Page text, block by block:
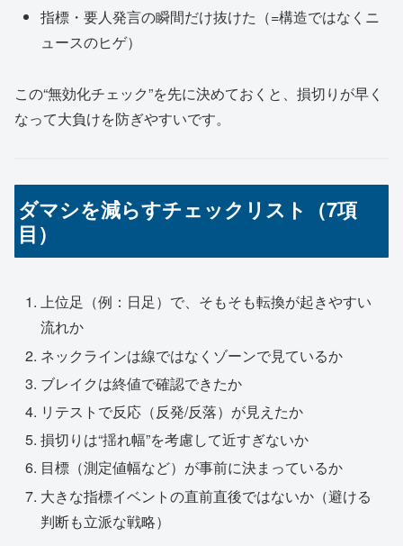
指標・要人発言の瞬間だけ抜けた（=構造ではなくニ
ュースのヒゲ）
この“無効化チェック”を先に決めておくと、損切りが早く
なって大負けを防ぎやすいです。
ダマシを減らすチェックリスト（7項
目）
上位足（例：日足）で、そもそも転換が起きやすい
流れか
ネックラインは線ではなくゾーンで見ているか
ブレイクは終値で確認できたか
リテストで反応（反発/反落）が見えたか
損切りは“揺れ幅”を考慮して近すぎないか
目標（測定値幅など）が事前に決まっているか
大きな指標イベントの直前直後ではないか（避ける
判断も立派な戦略）